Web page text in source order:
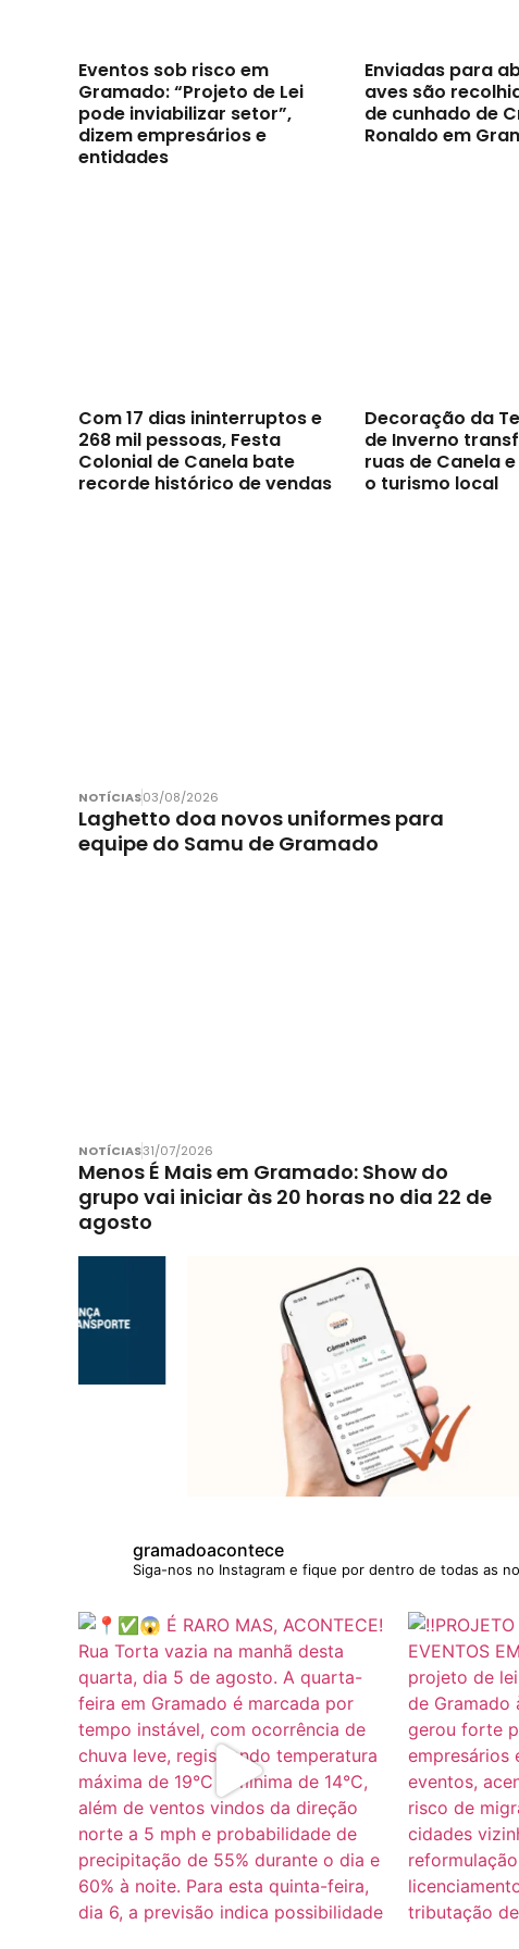
Eventos sob risco em
Gramado: “Projeto de Lei
pode inviabilizar setor”,
dizem empresários e
entidades
Enviadas para
aves são
de cunhado de
Ronaldo em
Com 17 dias ininterruptos e
268 mil pessoas, Festa
Colonial de Canela bate
recorde histórico de vendas
Decoração da
de Inverno
ruas de Canela
o turismo local
NOTÍCIAS03/08/2026
Laghetto doa novos uniformes para
equipe do Samu de Gramado
NOTÍCIAS31/07/2026
Menos É Mais em Gramado: Show do
grupo vai iniciar às 20 horas no dia 22 de
agosto
gramadoacontece
Siga-nos no Instagram e fique por dentro de todas as